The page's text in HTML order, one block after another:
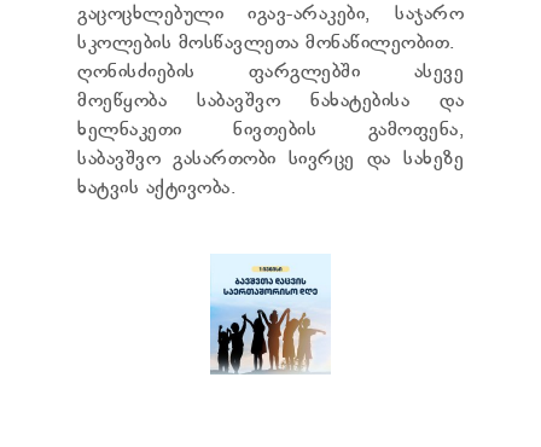
TENDERS
REPORT TO BE SUBMITTED TO PRESIDENT AND
REQUEST OF PUBLIC INFORMATION
PERSONAL DATA PROTECTION OFFICER
LEGAL DECISIONS
APPEAL RULES
გაცოცხლებული იგავ-არაკები, საჯარო
სკოლების მოსწავლეთა მონაწილეობით.
ღონისძიების ფარგლებში ასევე
მოეწყობა საბავშვო ნახატებისა და
ხელნაკეთი ნივთების გამოფენა,
საბავშვო გასართობი სივრცე და სახეზე
ხატვის აქტივობა.